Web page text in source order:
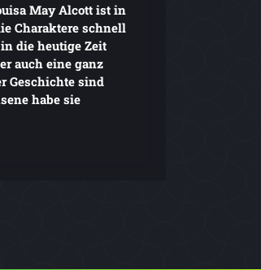
May Alcott ist in
Charaktere schnell
die heutige Zeit
auch eine ganz
Geschichte sind
habe sie